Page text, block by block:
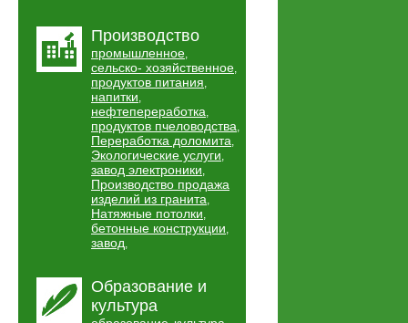
Производство
промышленное,
сельско- хозяйственное,
продуктов питания,
напитки,
нефтепереработка,
продуктов пчеловодства,
Переработка доломита,
Экологические услуги,
завод электроники,
Производство продажа
изделий из гранита,
Натяжные потолки,
бетонные конструкции,
завод,
Образование и
культура